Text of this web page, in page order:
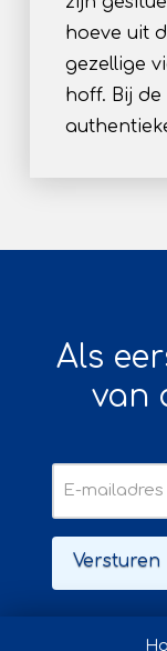
hoeve uit
gezellige
hoff. Bij
Als
van